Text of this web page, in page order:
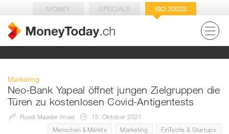
MONEY SPECIALS ISO 20022
Marketing
Neo-Bank Yapeal öffnet jungen Zielgruppen die
Türen zu kostenlosen Covid-Antigentests
Ruedi Maeder (mae)
15. Oktober 2021
Menschen & Märkte
Marketing FinTechs & Startups